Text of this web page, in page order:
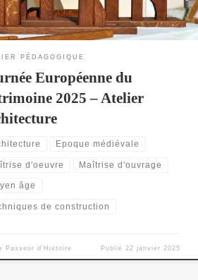
deux jours le parc autour de plusieurs […]
PÉDAGOGIQUE
Européenne du
2025 – Atelier
Epoque médiévale
d'oeuvre Maîtrise d'ouvrage
âge
de construction
Passeur d'Histoire Publié 22 janvier 2025